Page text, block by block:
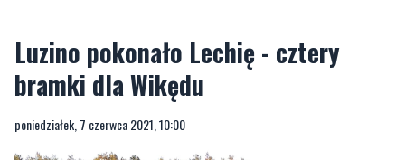
Luzino pokonało Lechię - cztery
bramki dla Wikędu
poniedziałek, 7 czerwca 2021, 10:00